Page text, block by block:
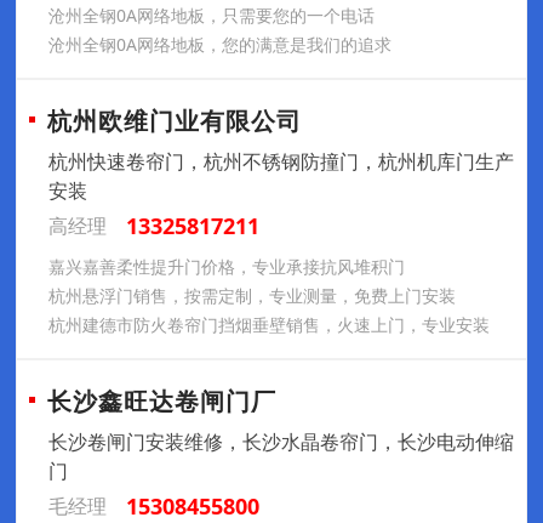
沧州全钢0A网络地板，只需要您的一个电话
沧州全钢0A网络地板，您的满意是我们的追求
杭州欧维门业有限公司
杭州快速卷帘门，杭州不锈钢防撞门，杭州机库门生产
安装
高经理
13325817211
嘉兴嘉善柔性提升门价格，专业承接抗风堆积门
杭州悬浮门销售，按需定制，专业测量，免费上门安装
杭州建德市防火卷帘门挡烟垂壁销售，火速上门，专业安装
长沙鑫旺达卷闸门厂
长沙卷闸门安装维修，长沙水晶卷帘门，长沙电动伸缩
门
毛经理
15308455800